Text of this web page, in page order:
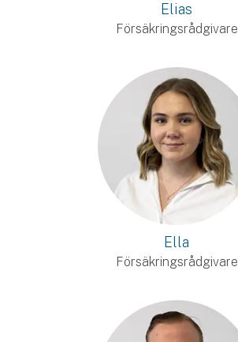
Elias
Försäkringsrådgivare
Ella
Försäkringsrådgivare